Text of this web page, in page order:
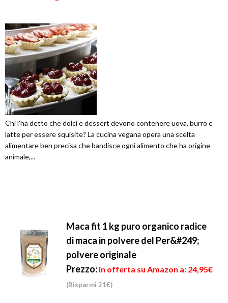
Chi l'ha detto che dolci e dessert devono contenere uova, burro e
latte per essere squisite? La cucina vegana opera una scelta
alimentare ben precisa che bandisce ogni alimento che ha origine
animale,...
Maca fit 1 kg puro organico radice
di maca in polvere del Per&#249;
polvere originale
Prezzo: in offerta su Amazon a: 24,95€
(Risparmi 21€)